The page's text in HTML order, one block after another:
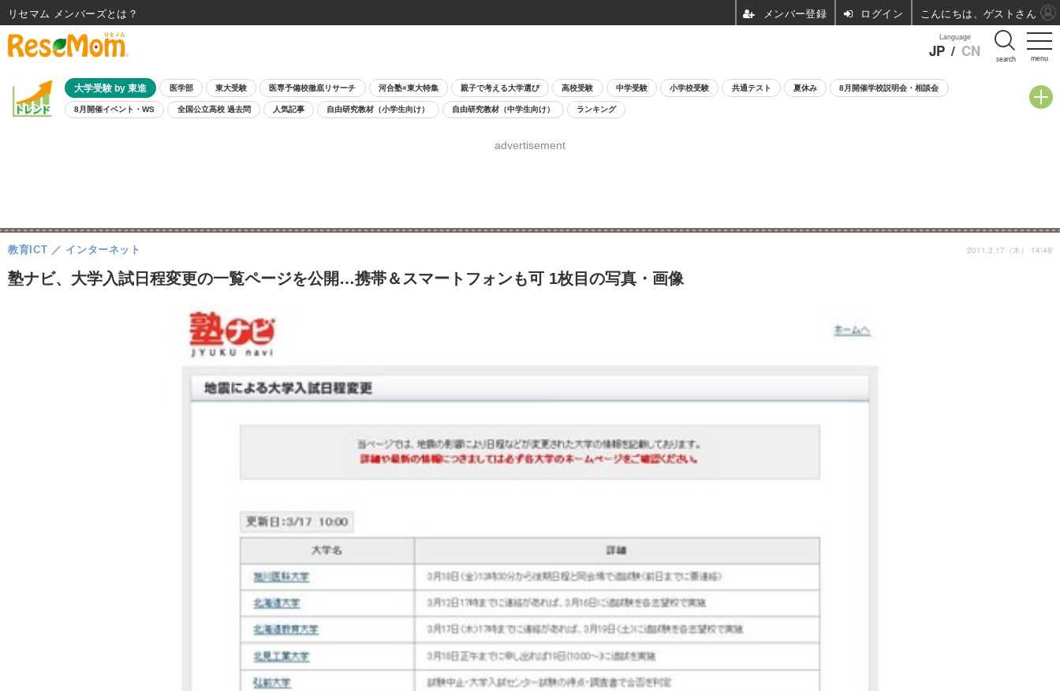
menu
Language
JP / CN search
大学受験 by 東進 医学部 東大受験 医専予備校徹底リサーチ 河合塾×東大特集 親子で考える大学選び 高校受験 中学受験 小学校受験 共通テスト 夏休み 8月開催学校説明会・相談会
8月開催イベント・WS 全国公立高校 過去問 人気記事 自由研究教材（小学生向け） 自由研究教材（中学生向け） ランキング
advertisement
塾ナビ、大学入試日程変更の一覧ページを公開…携帯＆スマートフォンも可 1枚目の写真・画像
教育ICT インターネット 2011.3.17（木） 14:48
リセマム メンバーズ ログイン こんにちは、ゲストさん